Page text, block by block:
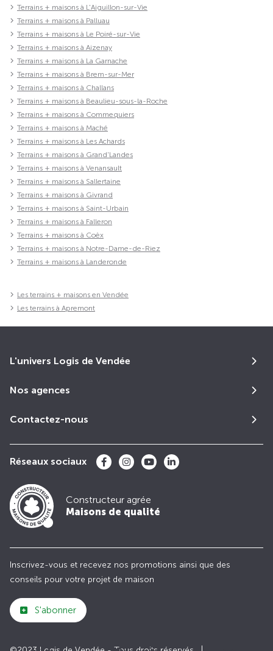
Terrains + maisons à L'Aiguillon-sur-Vie
Terrains + maisons à Palluau
Terrains + maisons à Le Poiré-sur-Vie
Terrains + maisons à Aizenay
Terrains + maisons à La Garnache
Terrains + maisons à Brem-sur-Mer
Terrains + maisons à Challans
Terrains + maisons à Beaulieu-sous-la-Roche
Terrains + maisons à Commequiers
Terrains + maisons à Maché
Terrains + maisons à Les Achards
Terrains + maisons à Grand'Landes
Terrains + maisons à Venansault
Terrains + maisons à Sallertaine
Terrains + maisons à Givrand
Terrains + maisons à Saint-Urbain
Terrains + maisons à Falleron
Terrains + maisons à Coëx
Terrains + maisons à Notre-Dame-de-Riez
Terrains + maisons à Landeronde
Les terrains + maisons en Vendée
Les terrains à Apremont
L'univers Logis de Vendée
Nos agences
Contactez-nous
Réseaux sociaux
Constructeur agrée
Maisons de qualité
Inscrivez-vous et recevez nos promotions ainsi que des
conseils pour votre projet de maison
S'abonner